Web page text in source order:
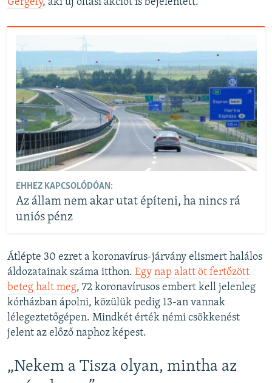
EHHEZ KAPCSOLÓDÓAN:
Az állam nem akar utat építeni, ha nincs rá
uniós pénz
Átlépte 30 ezret a koronavírus-járvány elismert halálos
áldozatainak száma itthon. Egy nap alatt öt fertőzött
beteg halt meg, 72 koronavírusos embert kell jelenleg
kórházban ápolni, közülük pedig 13-an vannak
lélegeztetőgépen. Mindkét érték némi csökkenést
jelent az előző naphoz képest.
„Nekem a Tisza olyan, mintha az